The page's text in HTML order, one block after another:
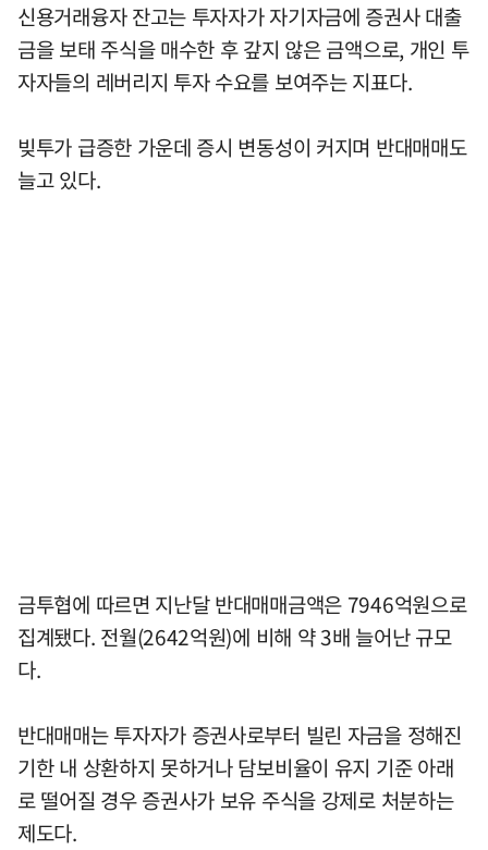
신용거래융자 잔고는 투자자가 자기자금에 증권사 대출
금을 보태 주식을 매수한 후 갚지 않은 금액으로, 개인 투
자자들의 레버리지 투자 수요를 보여주는 지표다.
빚투가 급증한 가운데 증시 변동성이 커지며 반대매매도
늘고 있다.
금투협에 따르면 지난달 반대매매금액은 7946억원으로
집계됐다. 전월(2642억원)에 비해 약 3배 늘어난 규모
다.
반대매매는 투자자가 증권사로부터 빌린 자금을 정해진
기한 내 상환하지 못하거나 담보비율이 유지 기준 아래
로 떨어질 경우 증권사가 보유 주식을 강제로 처분하는
제도다.